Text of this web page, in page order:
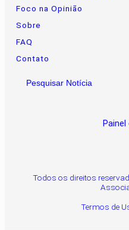
Foco na Opinião
Sobre
FAQ
Contato
Pesquisar Notícia
Todos os direitos
Termos de